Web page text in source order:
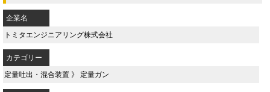
企業名
トミタエンジニアリング株式会社
カテゴリー
定量吐出・混合装置 》 定量ガン